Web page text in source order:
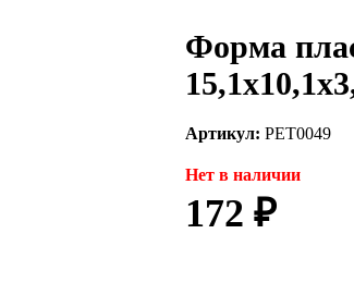
Форма
Артикул: PET0049
Нет в наличии
172 ₽